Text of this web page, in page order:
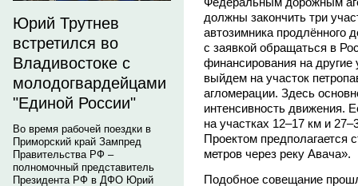
Юрий Трутнев
встретился во
Владивостоке с
молодогвардейцами
"Единой России"
Во время рабочей поездки в
Приморский край Зампред
Правительства РФ –
полномочный представитель
Президента РФ в ДФО Юрий
должны закончить три
автозимника продлённого
с заявкой обращаться в
финансирования на другие
выйдем на участок
агломерации. Здесь
интенсивность движения.
на участках 12–17 км и
Проектом предполагается
метров через реку Авача».
Подобное совещание